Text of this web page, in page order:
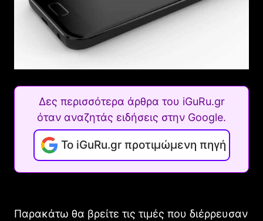
Δες περισσότερα άρθρα του iGuRu.gr
όταν αναζητάς ειδήσεις στην Google.
Το iGuRu.gr προτιμώμενη πηγή
Παρακάτω θα βρείτε τις τιμές που διέρρευσαν